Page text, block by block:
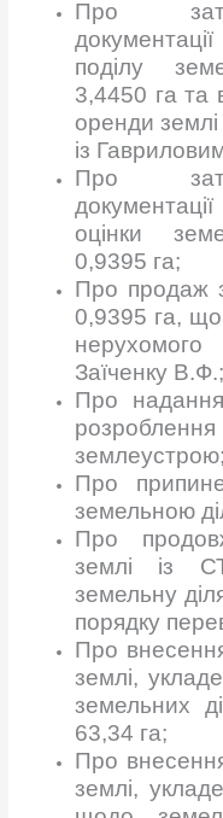
Про
поділу
3,4450 га та
оренди
із
Про
оцінки
0,9395 га;
Про продаж
0,9395 га, що
Заїченку В.Ф.;
Про
розроблення
землеустрою;
Про
земельною
Про
землі із
земельну
порядку
Про
землі,
земельних
63,34 га;
Про
землі,